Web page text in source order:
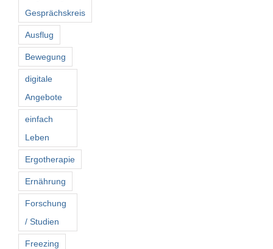
Gesprächskreis
Ausflug
Bewegung
digitale
Angebote
einfach
Leben
Ergotherapie
Ernährung
Forschung
/ Studien
Freezing